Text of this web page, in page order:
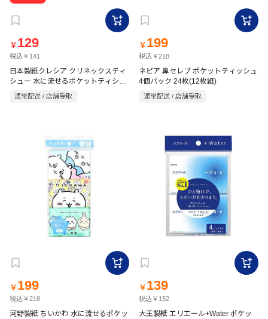
￥ 129
税込￥141
日本製紙クレシア クリネックスティ
シュー 水に流せるポケットティシュ
ー 3枚重ね(10組) 4個
通常配送 / 店舗受取
￥ 199
税込￥218
ネピア 鼻セレブ ポケットティッシュ
4個パック 24枚(12枚組)
通常配送 / 店舗受取
￥ 199
税込￥218
河野製紙 ちいかわ 水に流せるポケッ
￥ 139
税込￥152
大王製紙 エリエール+Water ポケッ